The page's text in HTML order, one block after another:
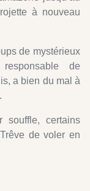
à nouveau
de mystérieux
de
a bien du mal à
souffle, certains
de voler en